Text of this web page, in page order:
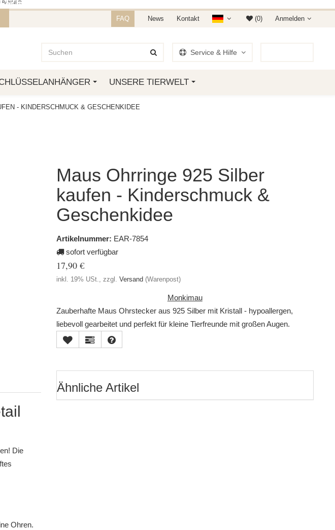
FAQ News Kontakt (0) Anmelden
Service & Hilfe
UNSERE TIERWELT
- KINDERSCHMUCK & GESCHENKIDEE
Maus Ohrringe 925 Silber
kaufen - Kinderschmuck &
Geschenkidee
Artikelnummer: EAR-7854
sofort verfügbar
17,90 €
inkl. 19% USt., zzgl. Versand (Warenpost)
Monkimau
Zauberhafte Maus Ohrstecker aus 925 Silber mit Kristall - hypoallergen,
liebevoll gearbeitet und perfekt für kleine Tierfreunde mit großen Augen.
Die
Ohren.
Ähnliche Artikel